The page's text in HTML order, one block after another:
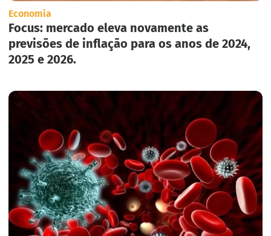
Economia
Focus: mercado eleva novamente as
previsões de inflação para os anos de 2024,
2025 e 2026.